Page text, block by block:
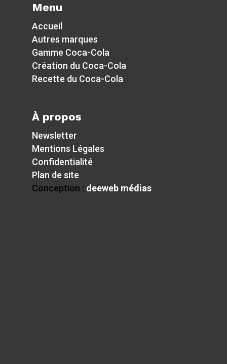
Menu
Accueil
Autres marques
Gamme Coca-Cola
Création du Coca-Cola
Recette du Coca-Cola
À propos
Newsletter
Mentions Légales
Confidentialité
Plan de site
Conception : deeweb médias